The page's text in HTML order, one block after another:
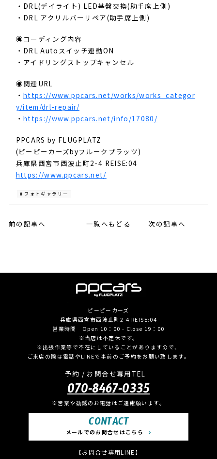
・DRL(デイライト) LED基盤交換(助手席上側)
・DRL アクリルバーリペア(助手席上側)
◉コーディング内容
・DRL Autoスイッチ連動ON
・アイドリングストップキャンセル
◉関連URL
・ https://www.ppcars.net/works/works_categor
y/item/drl-repair/
・ https://www.ppcars.net/info/17080/
PPCARS by FLUGPLATZ
(ピーピーカーズbyフルークプラッツ)
兵庫県西宮市西波止町2-4 REISE:04
https://www.ppcars.net/
# フォトギャラリー
前の記事へ 次の記事へ
一覧へもどる
ピーピーカーズ
兵庫県西宮市西波止町2-4 REISE:04
営業時間 Open 10：00 - Close 19：00
※当店は不定休です。
※出張作業等で不在にしていることがありますので、
ご来店の際は電話やLINEで事前のご予約をお願い致します。
予約 / お問合せ専用TEL
070-8467-0335
※営業や勧誘のお電話はご遠慮願います。
CONTACT
メールでのお問合せはこちら
【お問合せ専用LINE】